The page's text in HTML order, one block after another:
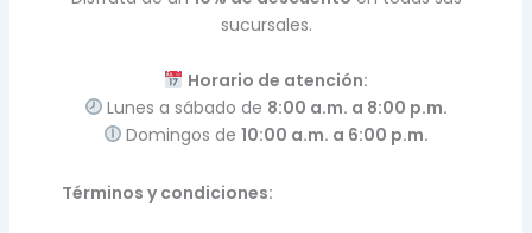
sucursales.
Horario de atención:
Lunes a sábado de 8:00 a.m. a 8:00 p.m.
Domingos de10:00 a.m. a 6:00 p.m.
Términos y condiciones: